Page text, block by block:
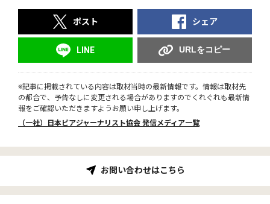
ポスト シェア
LINE URLをコピー
※記事に掲載されている内容は取材当時の最新情報です。情報は取材先
の都合で、予告なしに変更される場合がありますのでくれぐれも最新情
報をご確認いただきますようお願い申し上げます。
（一社）日本ビアジャーナリスト協会 発信メディア一覧
お問い合わせはこちら